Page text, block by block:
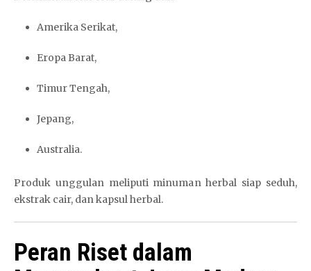
Amerika Serikat,
Eropa Barat,
Timur Tengah,
Jepang,
Australia.
Produk unggulan meliputi minuman herbal siap seduh,
ekstrak cair, dan kapsul herbal.
a
g
Peran Riset dalam